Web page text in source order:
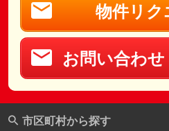
物件リク
お問い合わ
市区町村から探す